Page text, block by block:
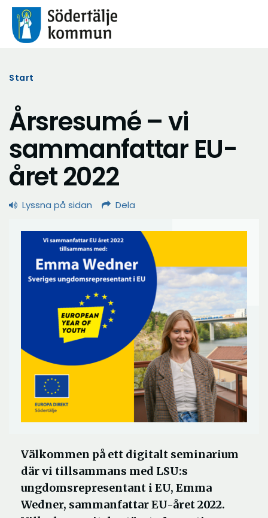
Start
Årsresumé – vi
sammanfattar EU-
året 2022
Lyssna på sidan Dela
Välkommen på ett digitalt seminarium
där vi tillsammans med LSU:s
ungdomsrepresentant i EU, Emma
Wedner, sammanfattar EU-året 2022.